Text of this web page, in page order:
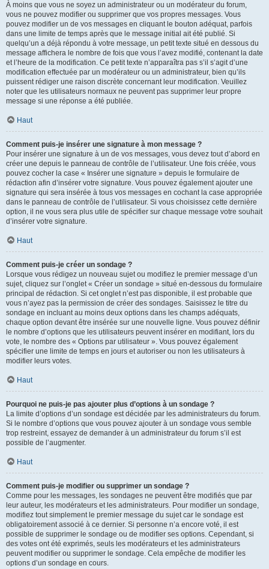
À moins que vous ne soyez un administrateur ou un modérateur du forum,
vous ne pouvez modifier ou supprimer que vos propres messages. Vous
pouvez modifier un de vos messages en cliquant le bouton adéquat, parfois
dans une limite de temps après que le message initial ait été publié. Si
quelqu’un a déjà répondu à votre message, un petit texte situé en dessous du
message affichera le nombre de fois que vous l’avez modifié, contenant la date
et l’heure de la modification. Ce petit texte n’apparaîtra pas s’il s’agit d’une
modification effectuée par un modérateur ou un administrateur, bien qu’ils
puissent rédiger une raison discrète concernant leur modification. Veuillez
noter que les utilisateurs normaux ne peuvent pas supprimer leur propre
message si une réponse a été publiée.
Haut
Comment puis-je insérer une signature à mon message ?
Pour insérer une signature à un de vos messages, vous devez tout d’abord en
créer une depuis le panneau de contrôle de l’utilisateur. Une fois créée, vous
pouvez cocher la case « Insérer une signature » depuis le formulaire de
rédaction afin d’insérer votre signature. Vous pouvez également ajouter une
signature qui sera insérée à tous vos messages en cochant la case appropriée
dans le panneau de contrôle de l’utilisateur. Si vous choisissez cette dernière
option, il ne vous sera plus utile de spécifier sur chaque message votre souhait
d’insérer votre signature.
Haut
Comment puis-je créer un sondage ?
Lorsque vous rédigez un nouveau sujet ou modifiez le premier message d’un
sujet, cliquez sur l’onglet « Créer un sondage » situé en-dessous du formulaire
principal de rédaction. Si cet onglet n’est pas disponible, il est probable que
vous n’ayez pas la permission de créer des sondages. Saisissez le titre du
sondage en incluant au moins deux options dans les champs adéquats,
chaque option devant être insérée sur une nouvelle ligne. Vous pouvez définir
le nombre d’options que les utilisateurs peuvent insérer en modifiant, lors du
vote, le nombre des « Options par utilisateur ». Vous pouvez également
spécifier une limite de temps en jours et autoriser ou non les utilisateurs à
modifier leurs votes.
Haut
Pourquoi ne puis-je pas ajouter plus d’options à un sondage ?
La limite d’options d’un sondage est décidée par les administrateurs du forum.
Si le nombre d’options que vous pouvez ajouter à un sondage vous semble
trop restreint, essayez de demander à un administrateur du forum s’il est
possible de l’augmenter.
Haut
Comment puis-je modifier ou supprimer un sondage ?
Comme pour les messages, les sondages ne peuvent être modifiés que par
leur auteur, les modérateurs et les administrateurs. Pour modifier un sondage,
modifiez tout simplement le premier message du sujet car le sondage est
obligatoirement associé à ce dernier. Si personne n’a encore voté, il est
possible de supprimer le sondage ou de modifier ses options. Cependant, si
des votes ont été exprimés, seuls les modérateurs et les administrateurs
peuvent modifier ou supprimer le sondage. Cela empêche de modifier les
options d’un sondage en cours.